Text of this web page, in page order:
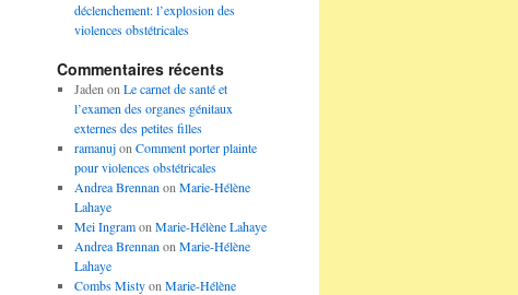
déclenchement: l’explosion des
violences obstétricales
Commentaires récents
Jaden on Le carnet de santé et
l’examen des organes génitaux
externes des petites filles
ramanujon Comment porter plainte
pour violences obstétricales
Andrea Brennan on Marie-Hélène
Lahaye
Mei Ingramon Marie-Hélène Lahaye
Andrea Brennan on Marie-Hélène
Lahaye
Combs Mistyon Marie-Hélène